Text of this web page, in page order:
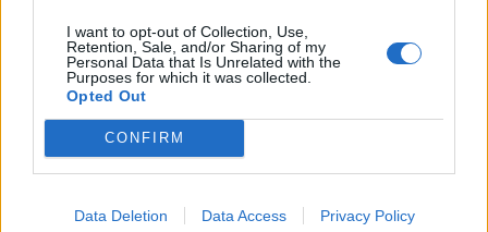
I want to opt-out of Collection, Use,
Retention, Sale, and/or Sharing of my
Personal Data that Is Unrelated with the
Purposes for which it was collected.
Opted Out
CONFIRM
Data Deletion Data Access Privacy Policy
COMMENTS